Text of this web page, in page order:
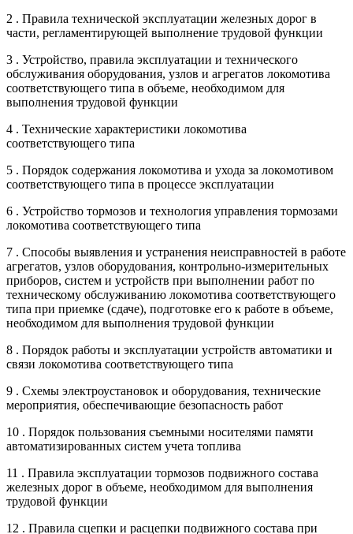
2 . Правила технической эксплуатации железных дорог в
части, регламентирующей выполнение трудовой функции
3 . Устройство, правила эксплуатации и технического
обслуживания оборудования, узлов и агрегатов локомотива
соответствующего типа в объеме, необходимом для
выполнения трудовой функции
4 . Технические характеристики локомотива
соответствующего типа
5 . Порядок содержания локомотива и ухода за локомотивом
соответствующего типа в процессе эксплуатации
6 . Устройство тормозов и технология управления тормозами
локомотива соответствующего типа
7 . Способы выявления и устранения неисправностей в работе
агрегатов, узлов оборудования, контрольно-измерительных
приборов, систем и устройств при выполнении работ по
техническому обслуживанию локомотива соответствующего
типа при приемке (сдаче), подготовке его к работе в объеме,
необходимом для выполнения трудовой функции
8 . Порядок работы и эксплуатации устройств автоматики и
связи локомотива соответствующего типа
9 . Схемы электроустановок и оборудования, технические
мероприятия, обеспечивающие безопасность работ
10 . Порядок пользования съемными носителями памяти
автоматизированных систем учета топлива
11 . Правила эксплуатации тормозов подвижного состава
железных дорог в объеме, необходимом для выполнения
трудовой функции
12 . Правила сцепки и расцепки подвижного состава при